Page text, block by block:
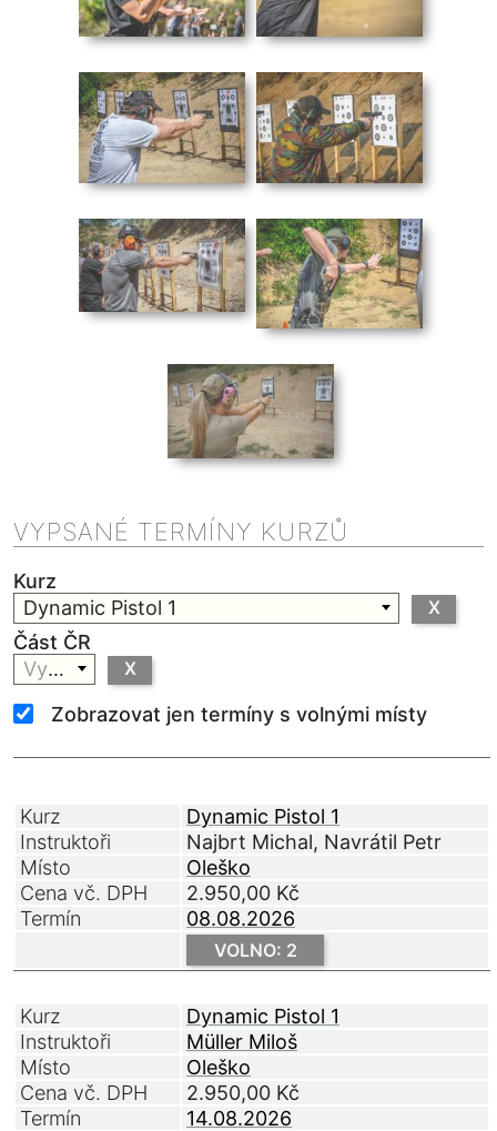
VYPSANÉ TERMÍNY KURZŮ
Kurz
Dynamic Pistol 1
X
Část ČR
Vyberte
X
Zobrazovat jen termíny s volnými místy
Kurz
Dynamic Pistol 1
Instruktoři
Najbrt Michal Navrátil Petr
Místo
Oleško
Cena vč. DPH
2.950,00 Kč
Termín
08.08.2026
VOLNO: 2
Kurz
Dynamic Pistol 1
Instruktoři
Müller Miloš
Místo
Oleško
Cena vč. DPH
2.950,00 Kč
Termín
14.08.2026